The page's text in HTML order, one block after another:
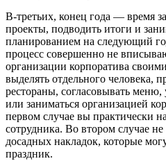
В-третьих, конец года — время
проекты, подводить итоги и
планированием на следующий
процесс совершенно не
организации корпоратива
выделять отдельного человека,
рестораны, согласовывать меню,
или заниматься организацией
первом случае вы практически
сотрудника. Во втором случае
досадных накладок, которые
праздник.